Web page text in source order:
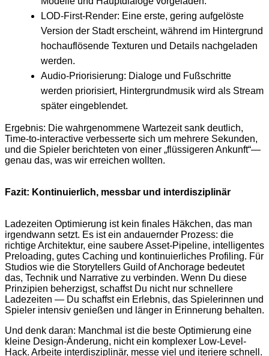
LOD-First-Render: Eine erste, gering aufgelöste
Version der Stadt erscheint, während im Hintergrund
hochauflösende Texturen und Details nachgeladen
werden.
Audio-Priorisierung: Dialoge und Fußschritte
werden priorisiert, Hintergrundmusik wird als Stream
später eingeblendet.
Ergebnis: Die wahrgenommene Wartezeit sank deutlich,
Time-to-interactive verbesserte sich um mehrere Sekunden,
und die Spieler berichteten von einer „flüssigeren Ankunft“—
genau das, was wir erreichen wollten.
Fazit: Kontinuierlich, messbar und interdisziplinär
Ladezeiten Optimierung ist kein finales Häkchen, das man
irgendwann setzt. Es ist ein andauernder Prozess: die
richtige Architektur, eine saubere Asset-Pipeline, intelligentes
Preloading, gutes Caching und kontinuierliches Profiling. Für
Studios wie die Storytellers Guild of Anchorage bedeutet
das, Technik und Narrative zu verbinden. Wenn Du diese
Prinzipien beherzigst, schaffst Du nicht nur schnellere
Ladezeiten — Du schaffst ein Erlebnis, das Spielerinnen und
Spieler intensiv genießen und länger in Erinnerung behalten.
Und denk daran: Manchmal ist die beste Optimierung eine
kleine Design-Änderung, nicht ein komplexer Low-Level-
Hack. Arbeite interdisziplinär, messe viel und iteriere schnell.